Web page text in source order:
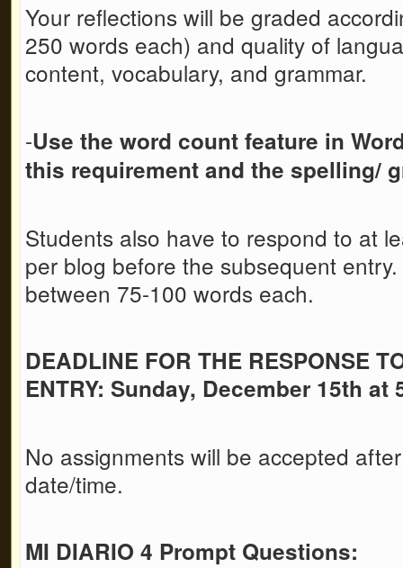
Your reflections will be graded
250 words each) and quality of
content, vocabulary, and grammar.
-Use the word count feature in
this requirement and the spelling/
Students also have to respond to at
per blog before the subsequent
between 75-100 words each.
DEADLINE FOR THE RESPONSE
ENTRY: Sunday, December 15th at
No assignments will be accepted
date/time.
MI DIARIO 4 Prompt Questions: